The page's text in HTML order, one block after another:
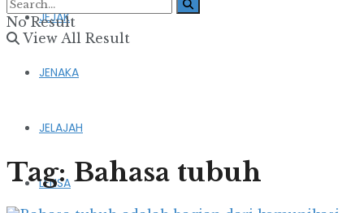
JEJAK
JENAKA
JELAJAH
LENSA
No Result
View All Result
Tag:Bahasa tubuh